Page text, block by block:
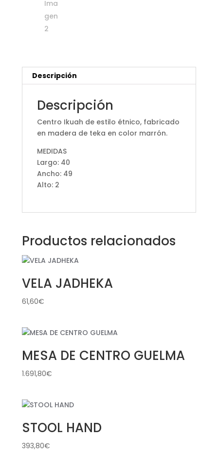
Descripción
Descripción
Centro Ikuah de estilo étnico, fabricado
en madera de teka en color marrón.
MEDIDAS
Largo: 40
Ancho: 49
Alto: 2
Productos relacionados
VELA JADHEKA
61,60€
MESA DE CENTRO GUELMA
1.691,80€
STOOL HAND
393,80€